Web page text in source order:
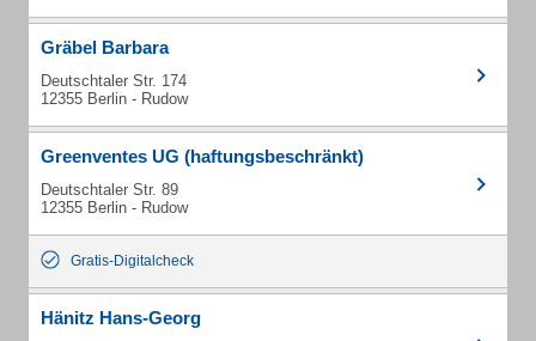
Gräbel Barbara
Deutschtaler Str. 174
12355 Berlin - Rudow
Greenventes UG (haftungsbeschränkt)
Deutschtaler Str. 89
12355 Berlin - Rudow
Gratis-Digitalcheck
Hänitz Hans-Georg